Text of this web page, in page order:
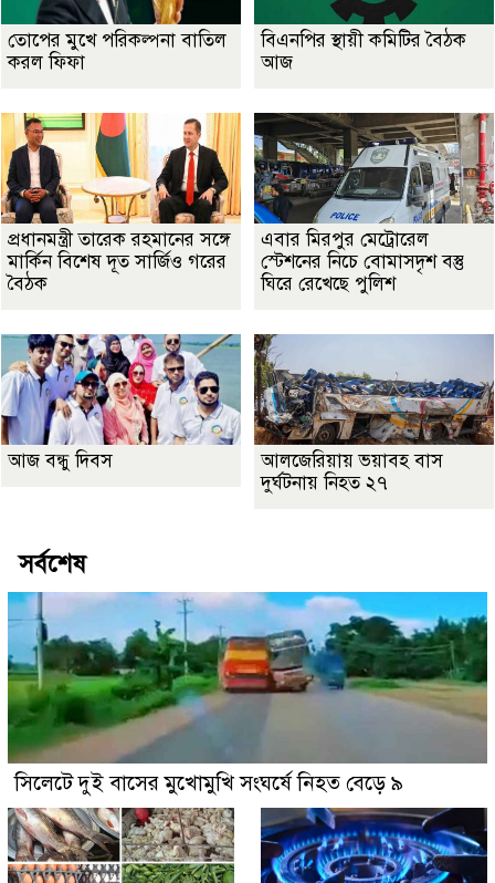
তোপের মুখে পরিকল্পনা বাতিল
করল ফিফা
বিএনপির স্থায়ী কমিটির বৈঠক
আজ
প্রধানমন্ত্রী তারেক রহমানের সঙ্গে
মার্কিন বিশেষ দূত সার্জিও গরের
বৈঠক
এবার মিরপুর মেট্রোরেল
স্টেশনের নিচে বোমাসদৃশ বস্তু
ঘিরে রেখেছে পুলিশ
আজ বন্ধু দিবস
আলজেরিয়ায় ভয়াবহ বাস
দুর্ঘটনায় নিহত ২৭
সর্বশেষ
সিলেটে দুই বাসের মুখোমুখি সংঘর্ষে নিহত বেড়ে ৯